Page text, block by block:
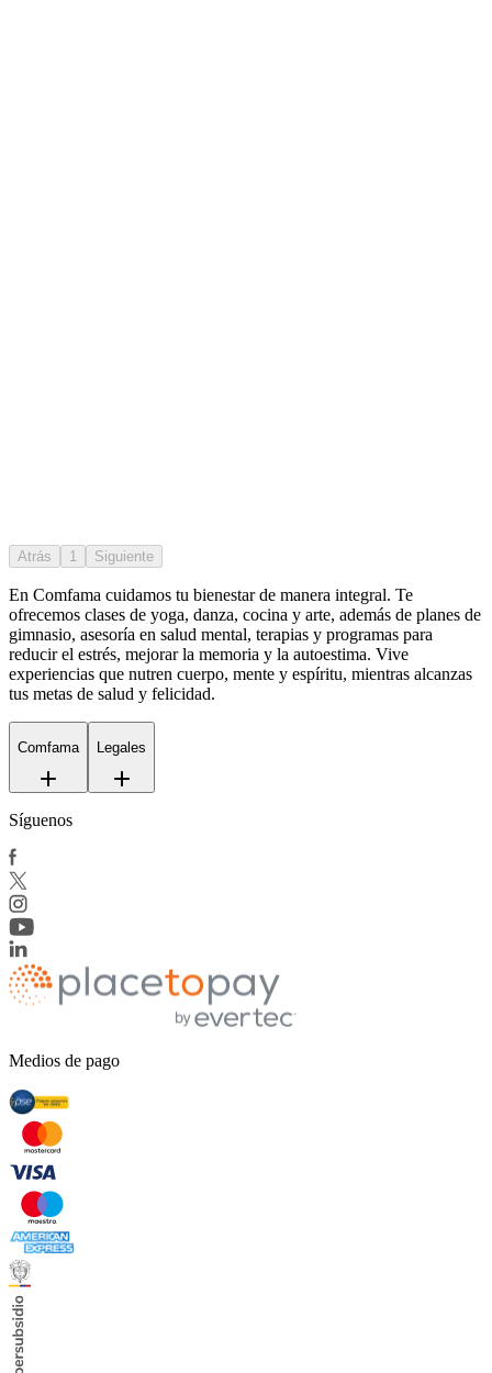
Atrás 1 Siguiente
En Comfama cuidamos tu bienestar de manera integral. Te
ofrecemos clases de yoga, danza, cocina y arte, además de planes de
gimnasio, asesoría en salud mental, terapias y programas para
reducir el estrés, mejorar la memoria y la autoestima. Vive
experiencias que nutren cuerpo, mente y espíritu, mientras alcanzas
tus metas de salud y felicidad.
Comfama Legales
Síguenos
Medios de pago